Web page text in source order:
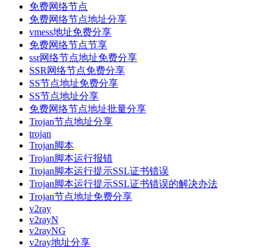
免费网络节点
免费网络节点地址分享
vmess地址免费分享
免费网络节点节享
ssr网络节点地址免费分享
SSR网络节点免费分享
SS节点地址免费分享
SS节点地址分享
免费网络节点地址批量分享
Trojan节点地址分享
trojan
Trojan脚本
Trojan脚本运行报错
Trojan脚本运行提示SSL证书错误
Trojan脚本运行提示SSL证书错误的解决办法
Trojan节点地址免费分享
v2ray
v2rayN
v2rayNG
v2ray地址分享